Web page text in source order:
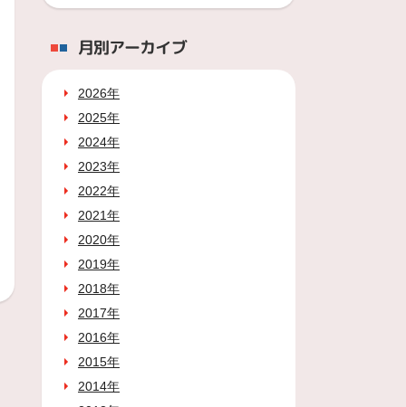
月別アーカイブ
2026年
2025年
2024年
2023年
2022年
2021年
2020年
2019年
2018年
2017年
2016年
2015年
2014年